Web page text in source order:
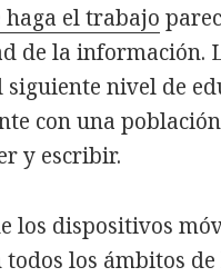
el trabajo
de la información.
nivel de
con una
y escribir.
los dispositivos
los ámbitos